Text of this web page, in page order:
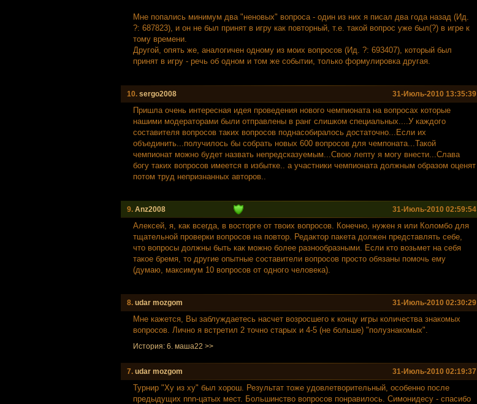
Мне попались минимум два "неновых" вопроса - один из них я писал два года назад (Ид.
?: 687823), и он не был принят в игру как повторный, т.е. такой вопрос уже был(?) в игре к
тому времени.
Другой, опять же, аналогичен одному из моих вопросов (Ид. ?: 693407), который был
принят в игру - речь об одном и том же событии, только формулировка другая.
10. sergo2008 31-Июль-2010 13:35:39
Пришла очень интересная идея проведения нового чемпионата на вопросах которые
нашими модераторами были отправлены в ранг слишком специальных....У каждого
составителя вопросов таких вопросов поднасобиралось достаточно...Если их
объединить...получилось бы собрать новых 600 вопросов для чемпоната...Такой
чемпионат можно будет назвать непредсказуемым...Свою лепту я могу внести...Слава
богу таких вопросов имеется в избытке.. а участники чемпионата должным образом оценят
потом труд непризнанных авторов..
9. Anz2008 31-Июль-2010 02:59:54
Алексей, я, как всегда, в восторге от твоих вопросов. Конечно, нужен я или Коломбо для
тщательной проверки вопросов на повтор. Редактор пакета должен представлять себе,
что вопросы должны быть как можно более разнообразными. Если кто возьмет на себя
такое бремя, то другие опытные составители вопросов просто обязаны помочь ему
(думаю, максимум 10 вопросов от одного человека).
8. udar mozgom 31-Июль-2010 02:30:29
Мне кажется, Вы заблуждаетесь насчет возросшего к концу игры количества знакомых
вопросов. Лично я встретил 2 точно старых и 4-5 (не больше) "полузнакомых".
История: 6. маша22 >>
7. udar mozgom 31-Июль-2010 02:19:37
Турнир "Ху из ху" был хорош. Результат тоже удовлетворительный, особенно после
предыдущих nnn-цатых мест. Большинство вопросов понравилось. Симонидесу - спасибо